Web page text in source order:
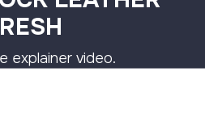
explainer video.